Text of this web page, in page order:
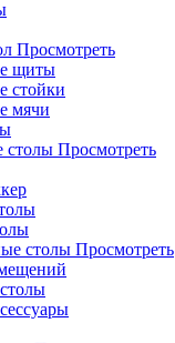
Просмотреть
щиты
стойки
мячи
столы Просмотреть
столы Просмотреть